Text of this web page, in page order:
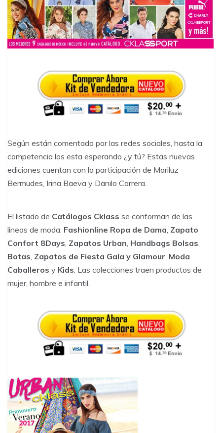
Según están comentado por las redes sociales, hasta la
competencia los esta esperando ¿y tú? Estas nuevas
ediciones cuentan con la participación de Mariluz
Bermudes, Irina Baeva y Danilo Carrera.
El listado de Catálogos Cklass se conforman de las
lineas de moda: Fashionline Ropa de Dama Zapato
Confort 8Days Zapatos Urban Handbags Bolsas
Botas Zapatos de Fiesta Gala y Glamour Moda
Caballeros y Kids . Las colecciones traen productos de
mujer, hombre e infantil.